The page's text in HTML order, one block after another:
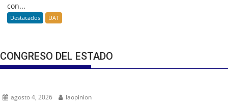
con...
Destacados UAT
CONGRESO DEL ESTADO
agosto 4, 2026 laopinion